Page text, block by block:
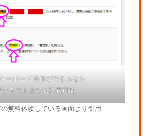
ーボード操作ができるなら
テキスト上でも検索可能
無料体験している画面より引用